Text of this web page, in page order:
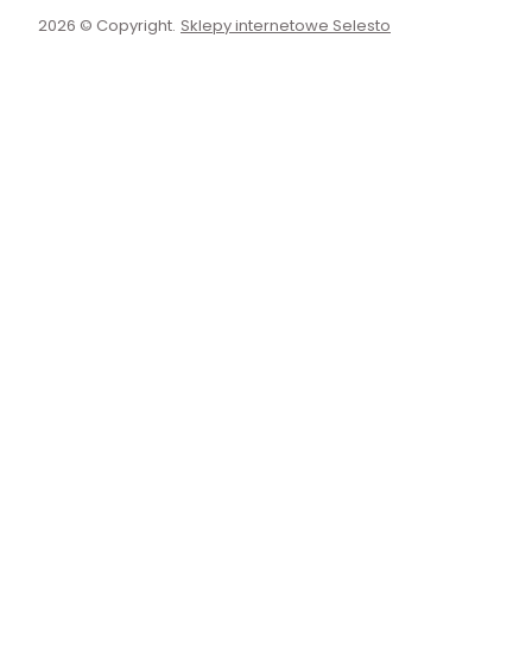
2026 © Copyright. Sklepy internetowe Selesto